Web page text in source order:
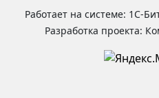
Работает на системе: 1С-
Разработка проекта: